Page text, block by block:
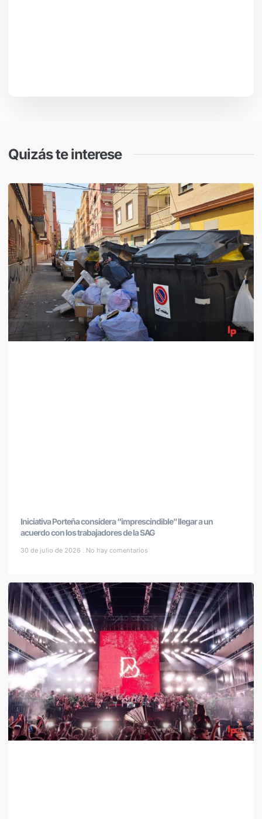
Quizás te interese
Iniciativa Porteña considera “imprescindible” llegar a un
acuerdo con los trabajadores de la SAG
30 de julio de 2026 No hay comentarios